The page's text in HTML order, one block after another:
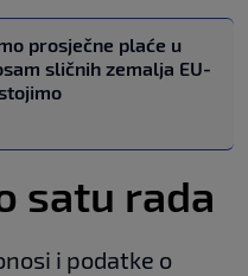
prosječne plaće u
sličnih zemalja EU-
satu rada
i podatke o